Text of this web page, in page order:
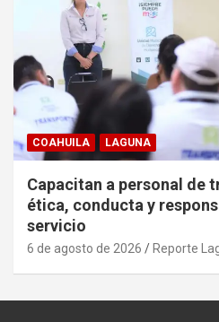
COAHUILA LAGUNA
Capacitan a personal de
ética, conducta y
servicio
6 de agosto de 2026 Reporte